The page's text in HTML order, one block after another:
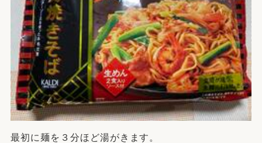
最初に麺を３分ほど湯がきます。